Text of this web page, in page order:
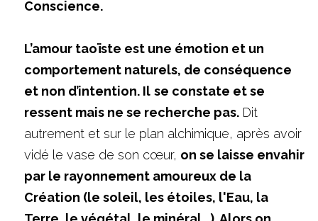
Conscience.
L’amour taoïste est une émotion et un
comportement naturels, de conséquence
et non d’intention. Il se constate et se
ressent mais ne se recherche pas. Dit
autrement et sur le plan alchimique, après avoir
vidé le vase de son cœur, on se laisse envahir
par le rayonnement amoureux de la
Création (le soleil, les étoiles, l'Eau, la